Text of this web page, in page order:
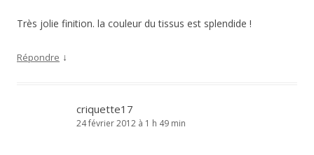
Très jolie finition. la couleur du tissus est splendide !
Répondre ↓
criquette17
24 février 2012 à 1 h 49 min